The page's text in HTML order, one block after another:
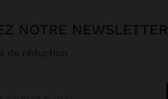
NOTRE NEWSLETTER
de réduction